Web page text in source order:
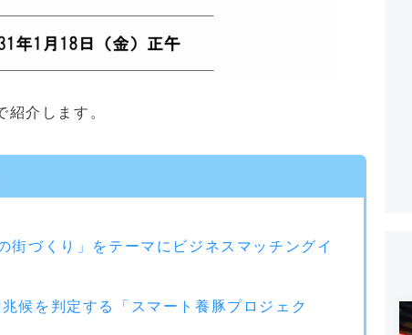
介します。
づくり」をテーマにビジネスマッチングイ
候を判定する「スマート養豚プロジェク